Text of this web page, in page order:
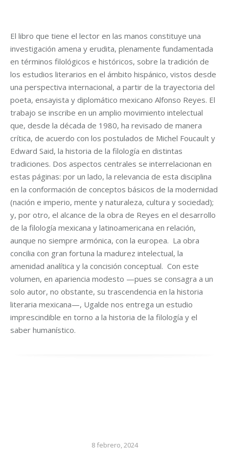
El libro que tiene el lector en las manos constituye una
investigación amena y erudita, plenamente fundamentada
en términos filológicos e históricos, sobre la tradición de
los estudios literarios en el ámbito hispánico, vistos desde
una perspectiva internacional, a partir de la trayectoria del
poeta, ensayista y diplomático mexicano Alfonso Reyes. El
trabajo se inscribe en un amplio movimiento intelectual
que, desde la década de 1980, ha revisado de manera
crítica, de acuerdo con los postulados de Michel Foucault y
Edward Said, la historia de la filología en distintas
tradiciones. Dos aspectos centrales se interrelacionan en
estas páginas: por un lado, la relevancia de esta disciplina
en la conformación de conceptos básicos de la modernidad
(nación e imperio, mente y naturaleza, cultura y sociedad);
y, por otro, el alcance de la obra de Reyes en el desarrollo
de la filología mexicana y latinoamericana en relación,
aunque no siempre armónica, con la europea. La obra
concilia con gran fortuna la madurez intelectual, la
amenidad analítica y la concisión conceptual. Con este
volumen, en apariencia modesto —pues se consagra a un
solo autor, no obstante, su trascendencia en la historia
literaria mexicana—, Ugalde nos entrega un estudio
imprescindible en torno a la historia de la filología y el
saber humanístico.
8 febrero, 2024